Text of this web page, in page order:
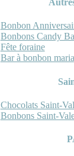
Bonbon
Bonbons Candy
Fête foraine
Bar à bonbon
Chocolats Saint-
Bonbons Saint-